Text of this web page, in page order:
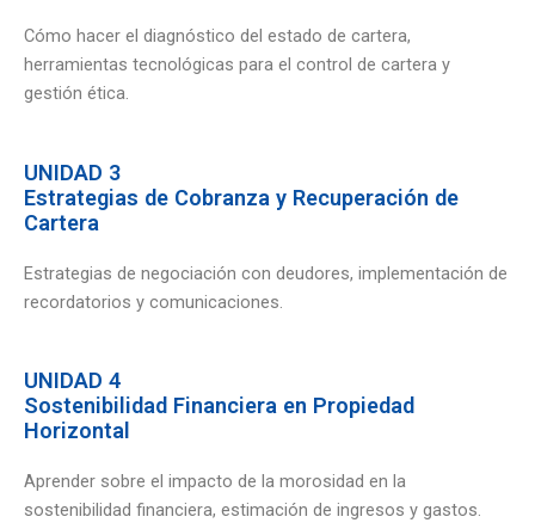
Cómo hacer el diagnóstico del estado de cartera,
herramientas tecnológicas para el control de cartera y
gestión ética.
UNIDAD 3
Estrategias de Cobranza y Recuperación de
Cartera
Estrategias de negociación con deudores, implementación de
recordatorios y comunicaciones.
UNIDAD 4
Sostenibilidad Financiera en Propiedad
Horizontal
Aprender sobre el impacto de la morosidad en la
sostenibilidad financiera, estimación de ingresos y gastos.